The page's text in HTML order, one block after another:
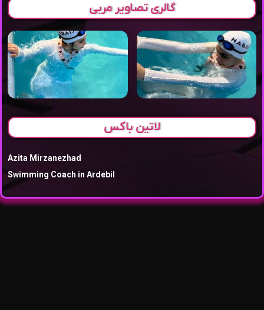
گالری تصاویر مربی
لاتین باکس
Azita Mirzanezhad
Swimming Coach in Ardebil